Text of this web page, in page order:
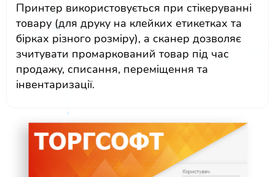
Принтер використовується при стікеруванні
товару (для друку на клейких етикетках та
бірках різного розміру), а сканер дозволяє
зчитувати промаркований товар під час
продажу, списання, переміщення та
інвентаризації.